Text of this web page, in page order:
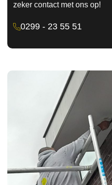
zeker contact met ons op!
0299 - 23 55 51